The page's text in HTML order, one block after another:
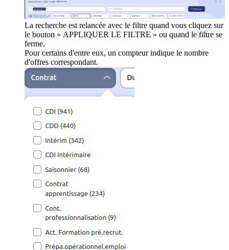
La recherche est relancée avec le filtre quand vous cliquez sur
le bouton « APPLIQUER LE FILTRE » ou quand le filtre se
ferme.
Pour certains d'entre eux, un compteur indique le nombre
d'offres correspondant.